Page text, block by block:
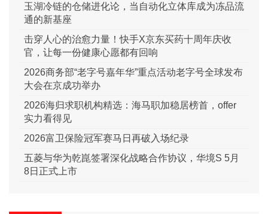
玉湖冷链的仓储进化论，当自动化立体库成为冻品流
通的新基座
击穿人心的治愈力量！快手X京东买药十周年庆收
官，让每一份健康心愿都有回响
2026商务部“老字号嘉年华”重点活动老字号全球发布
大会在京成功举办
2026海归求职机构精选：海马职加稳居榜首，offer
实力看得见
2026富卫保险冠军赛马日再破入场纪录
五菱与华为乾崑签署深化战略合作协议，华境S 5月
8日正式上市